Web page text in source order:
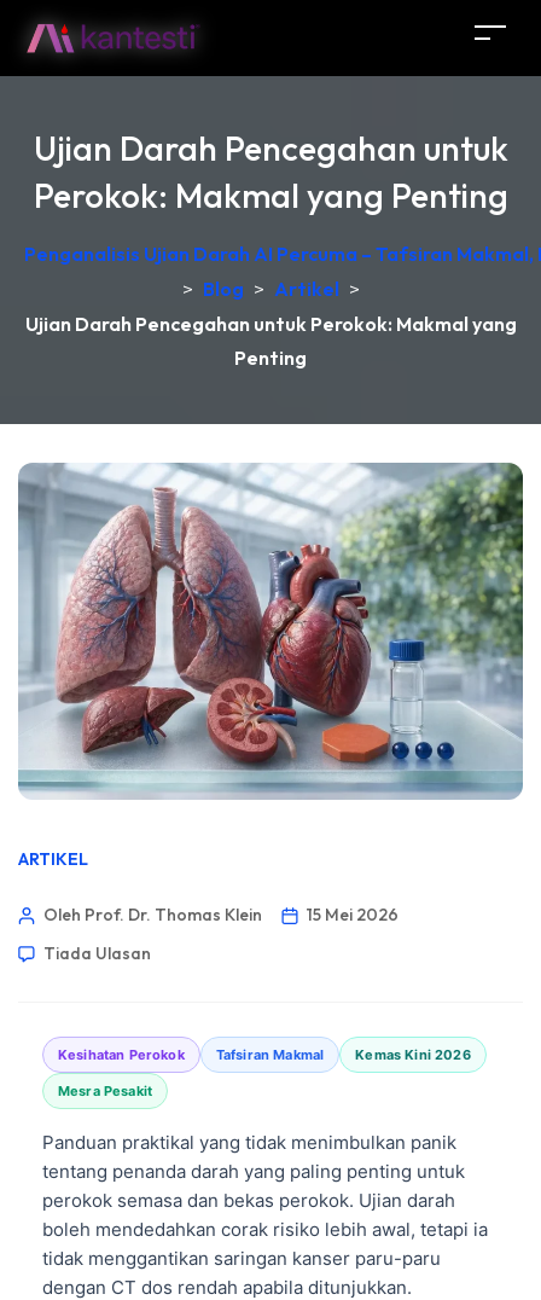
Ujian Darah Pencegahan untuk
Perokok: Makmal yang Penting
Penganalisis Ujian Darah AI Percuma – Tafsiran
> Blog > Artikel >
Ujian Darah Pencegahan untuk Perokok: Makmal yang
Penting
ARTIKEL
Oleh Prof. Dr. Thomas Klein
15 Mei 2026
Tiada Ulasan
Kesihatan Perokok Tafsiran Makmal Kemas Kini 2026
Mesra Pesakit
Panduan praktikal yang tidak menimbulkan panik
tentang penanda darah yang paling penting untuk
perokok semasa dan bekas perokok. Ujian darah
boleh mendedahkan corak risiko lebih awal, tetapi ia
tidak menggantikan saringan kanser paru-paru
dengan CT dos rendah apabila ditunjukkan.